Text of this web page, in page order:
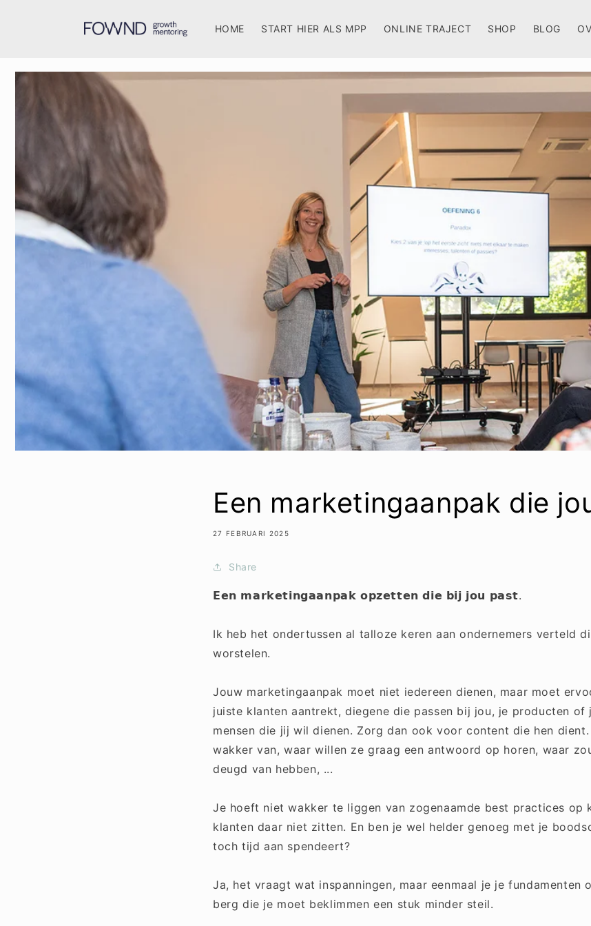
HOME START HIER ALS MPP ONLINE TRAJECT SHOP BLOG
Een marketingaanpak die
27 FEBRUARI 2025
Share
𝗘𝗲𝗻 𝗺𝗮𝗿𝗸𝗲𝘁𝗶𝗻𝗴𝗮𝗮𝗻𝗽𝗮𝗸 𝗼𝗽𝘇𝗲𝘁𝘁𝗲𝗻 𝗱𝗶𝗲 𝗯𝗶𝗷 𝗷𝗼𝘂 𝗽𝗮𝘀𝘁.
Ik heb het ondertussen al talloze keren aan ondernemers verteld
worstelen.
Jouw marketingaanpak moet niet iedereen dienen, maar moet
juiste klanten aantrekt, diegene die passen bij jou, je producten of
mensen die jij wil dienen. Zorg dan ook voor content die hen
wakker van, waar willen ze graag een antwoord op horen, waar
deugd van hebben, ...
Je hoeft niet wakker te liggen van zogenaamde best practices op
klanten daar niet zitten. En ben je wel helder genoeg met je
toch tijd aan spendeert?
Ja, het vraagt wat inspanningen, maar eenmaal je je fundamenten
berg die je moet beklimmen een stuk minder steil.